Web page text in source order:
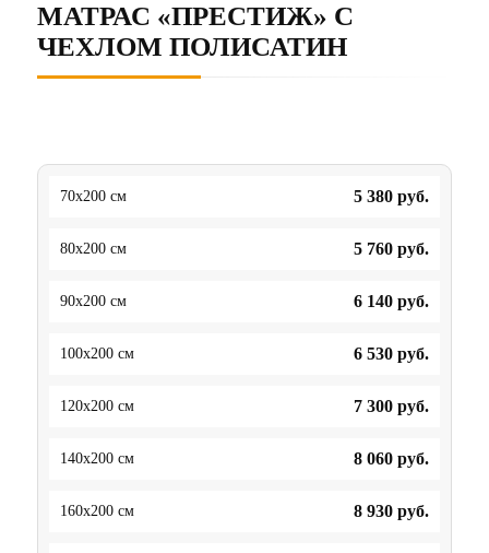
МАТРАС «ПРЕСТИЖ» С
ЧЕХЛОМ ПОЛИСАТИН
70x200 см 5 380 руб.
80x200 см 5 760 руб.
90x200 см 6 140 руб.
100x200 см 6 530 руб.
120x200 см 7 300 руб.
140x200 см 8 060 руб.
160x200 см 8 930 руб.